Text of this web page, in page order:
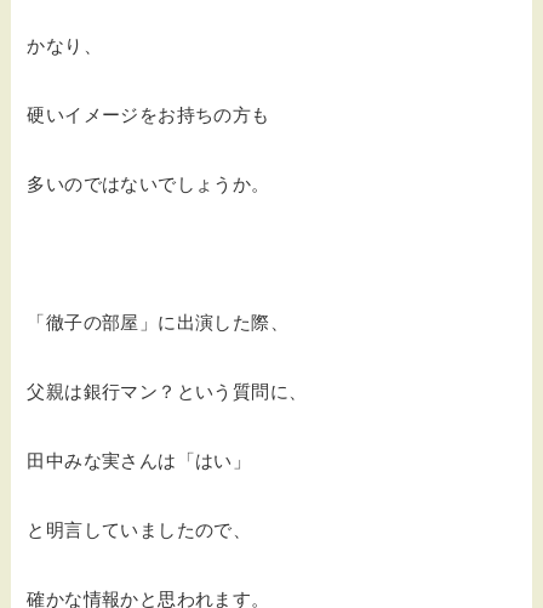
かなり、
硬いイメージをお持ちの方も
多いのではないでしょうか。
「徹子の部屋」に出演した際、
父親は銀行マン？という質問に、
田中みな実さんは「はい」
と明言していましたので、
確かな情報かと思われます。